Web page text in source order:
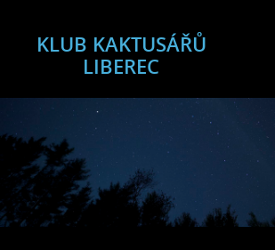
KLUB KAKTUSÁŘŮ
LIBEREC